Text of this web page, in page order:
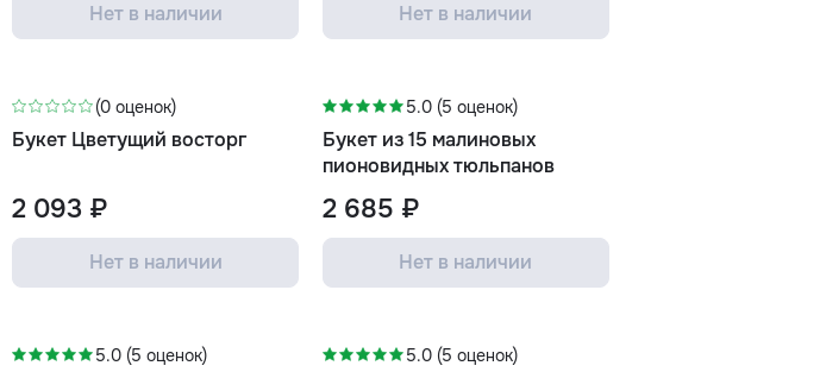
Нет в наличии Нет в наличии
(0 оценок)
Букет Цветущий восторг
2 093 ₽
Нет в наличии
5.0 (5 оценок)
Букет из 15 малиновых
пионовидных тюльпанов
2 685 ₽
Нет в наличии
5.0 (5 оценок) 5.0 (5 оценок)